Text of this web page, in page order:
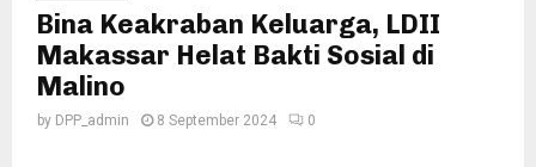
Bina Keakraban Keluarga, LDII
Makassar Helat Bakti Sosial di
Malino
by DPP_admin 8 September 2024 0